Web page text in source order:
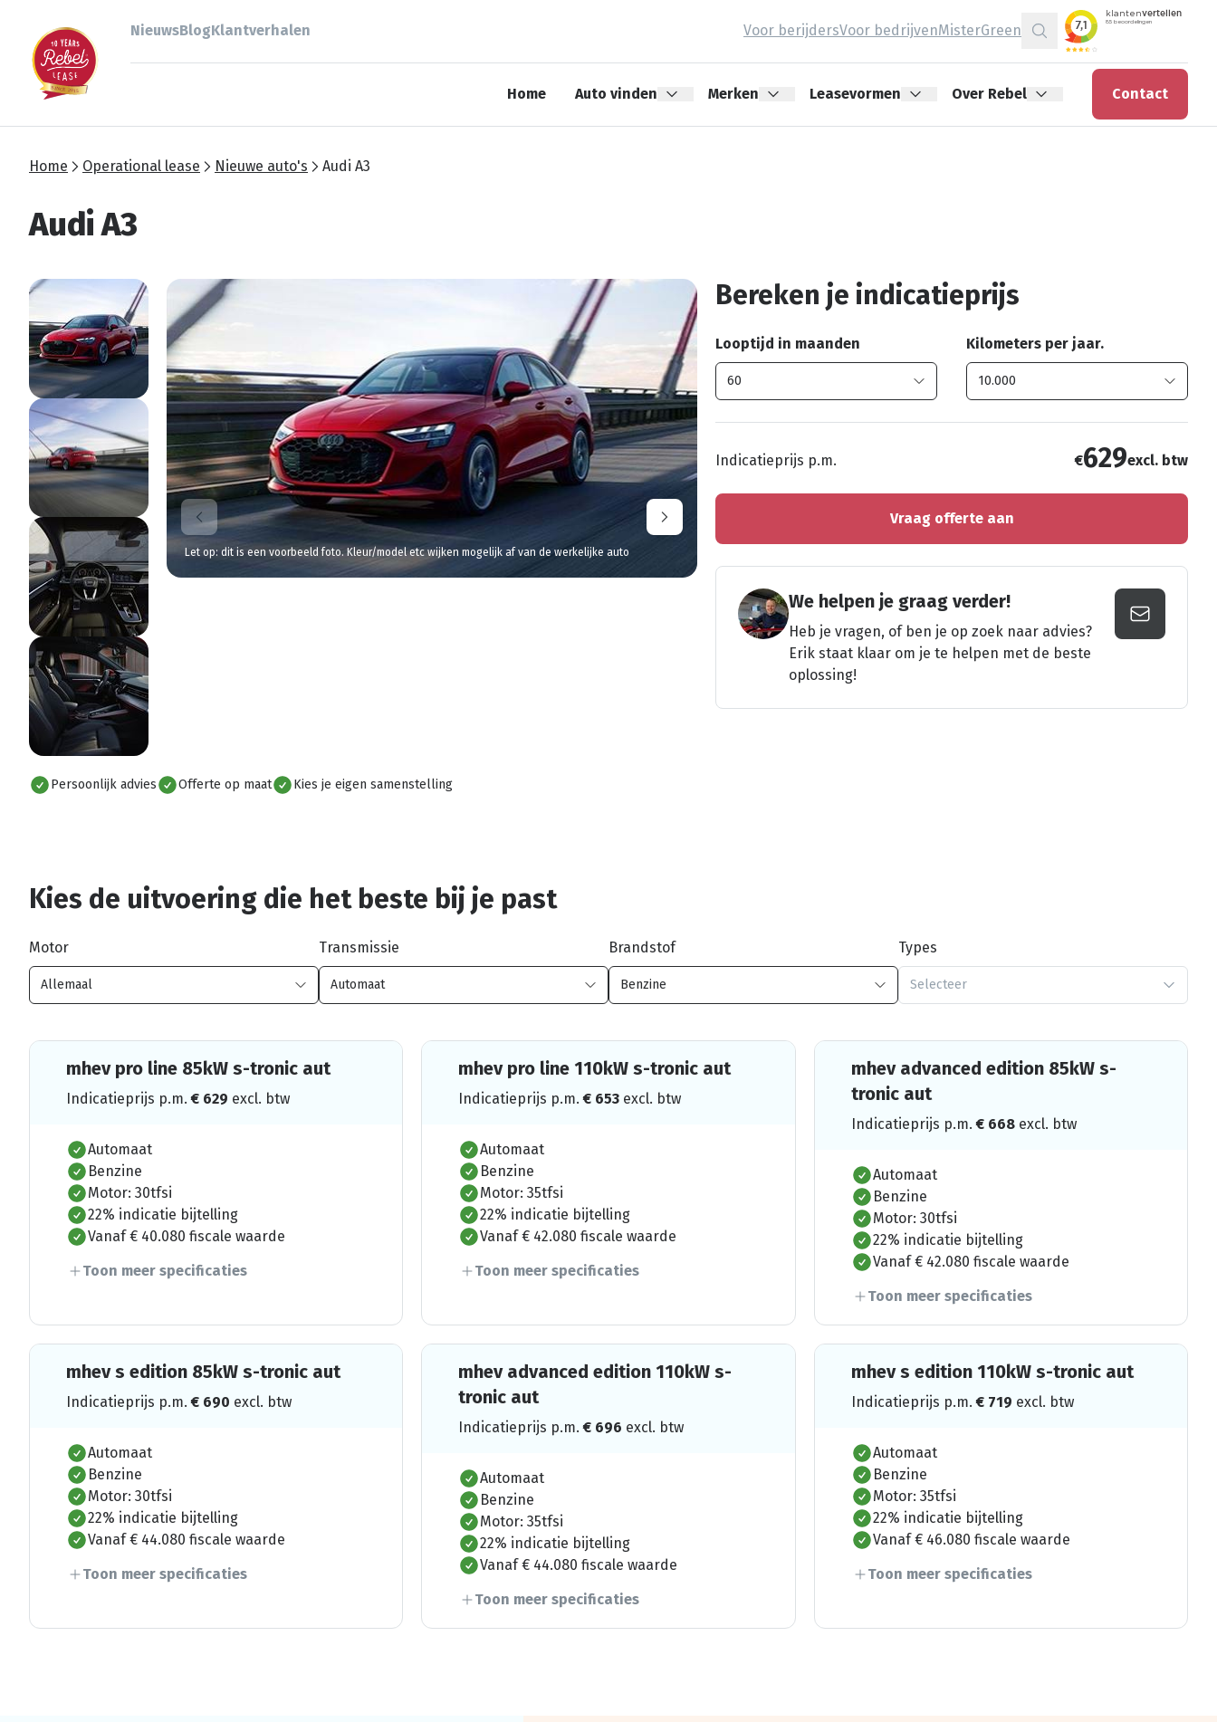
NieuwsBlogKlantverhalen Voor berijdersVoor bedrijvenMisterGreen
Zoeken
Home Auto vinden Merken Leasevormen Over Rebel Contact
Home Operational lease Nieuwe auto's Audi A3
Audi A3
Alles bekijken
Let op: dit is een voorbeeld foto. Kleur/model etc wijken mogelijk af van de werkelijke auto
Persoonlijk advies Offerte op maat Kies je eigen samenstelling
Bereken je indicatieprijs
Looptijd in maanden Kilometers per jaar.
Indicatieprijs p.m. €629excl. btw
Vraag offerte aan
We helpen je graag verder!
Heb je vragen, of ben je op zoek naar advies?
Erik staat klaar om je te helpen met de beste
oplossing!
Kies de uitvoering die het beste bij je past
Motor Transmissie Brandstof Types
Selecteer
mhev pro line 85kW s-tronic aut
Indicatieprijs p.m.€ 629 excl. btw
Automaat
Benzine
Motor: 30tfsi
22% indicatie bijtelling
Vanaf € 40.080 fiscale waarde
Toon meer specificaties
mhev pro line 110kW s-tronic aut
Indicatieprijs p.m.€ 653 excl. btw
Automaat
Benzine
Motor: 35tfsi
22% indicatie bijtelling
Vanaf € 42.080 fiscale waarde
Toon meer specificaties
mhev advanced edition 85kW s-
tronic aut
Indicatieprijs p.m.€ 668 excl. btw
Automaat
Benzine
Motor: 30tfsi
22% indicatie bijtelling
Vanaf € 42.080 fiscale waarde
Toon meer specificaties
mhev s edition 85kW s-tronic aut
Indicatieprijs p.m.€ 690 excl. btw
Automaat
Benzine
Motor: 30tfsi
22% indicatie bijtelling
Vanaf € 44.080 fiscale waarde
Toon meer specificaties
mhev advanced edition 110kW s-
tronic aut
Indicatieprijs p.m.€ 696 excl. btw
Automaat
Benzine
Motor: 35tfsi
22% indicatie bijtelling
Vanaf € 44.080 fiscale waarde
Toon meer specificaties
mhev s edition 110kW s-tronic aut
Indicatieprijs p.m.€ 719 excl. btw
Automaat
Benzine
Motor: 35tfsi
22% indicatie bijtelling
Vanaf € 46.080 fiscale waarde
Toon meer specificaties